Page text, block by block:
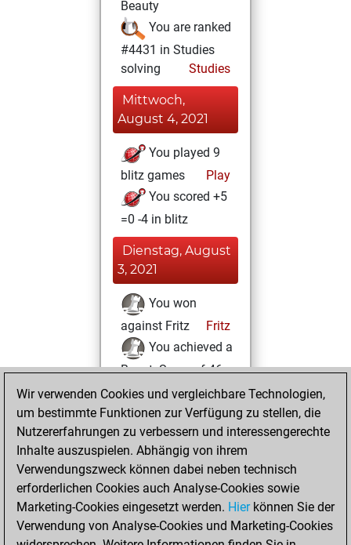
Beauty
You are ranked
#4431 in Studies
solving
Studies
Mittwoch,
August 4, 2021
You played 9
blitz games
Play
You scored +5
=0 -4 in blitz
Dienstag, August
3, 2021
You won
against Fritz
Fritz
You achieved a
BeautyScore of 46
You achieved a
new Elo of 1628
You created
your Fritz account
slow games
Play
You scored +1
Wir verwenden Cookies und vergleichbare Technologien,
um bestimmte Funktionen zur Verfügung zu stellen, die
Nutzererfahrungen zu verbessern und interessengerechte
Inhalte auszuspielen. Abhängig von ihrem
Verwendungszweck können dabei neben technisch
erforderlichen Cookies auch Analyse-Cookies sowie
Marketing-Cookies eingesetzt werden. Hierkönnen Sie der
Verwendung von Analyse-Cookies und Marketing-Cookies